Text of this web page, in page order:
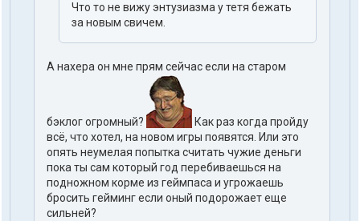
Что то не вижу энтузиазма у тетя бежать
за новым свичем.
А нахера он мне прям сейчас если на старом
бэклог огромный?
Как раз когда пройду
всё, что хотел, на новом игры появятся. Или это
опять неумелая попытка считать чужие деньги
пока ты сам который год перебиваешься на
подножном корме из геймпаса и угрожаешь
бросить гейминг если оный подорожает еще
сильней?